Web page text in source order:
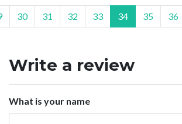
30 31 32 33 34 35 36
Write a review
What is your name